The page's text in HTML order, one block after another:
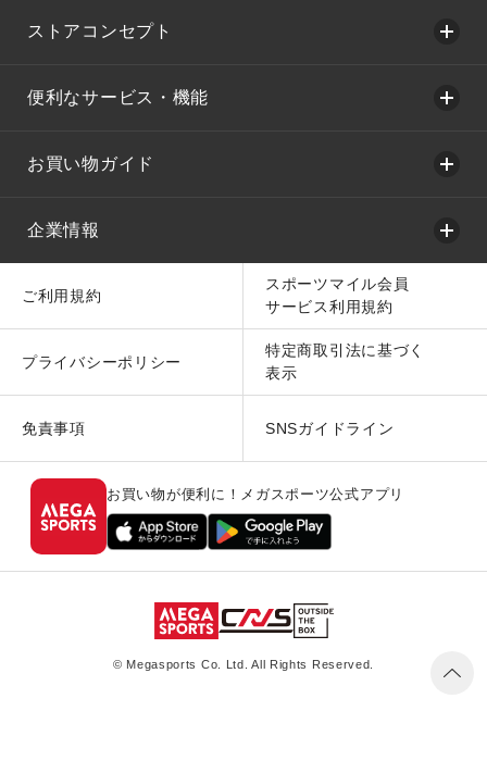
ストアコンセプト
便利なサービス・機能
お買い物ガイド
企業情報
ご利用規約
スポーツマイル会員
サービス利用規約
プライバシーポリシー
特定商取引法に基づく
表示
免責事項 SNSガイドライン
お買い物が便利に！メガスポーツ公式アプリ
© Megasports Co. Ltd. All Rights Reserved.